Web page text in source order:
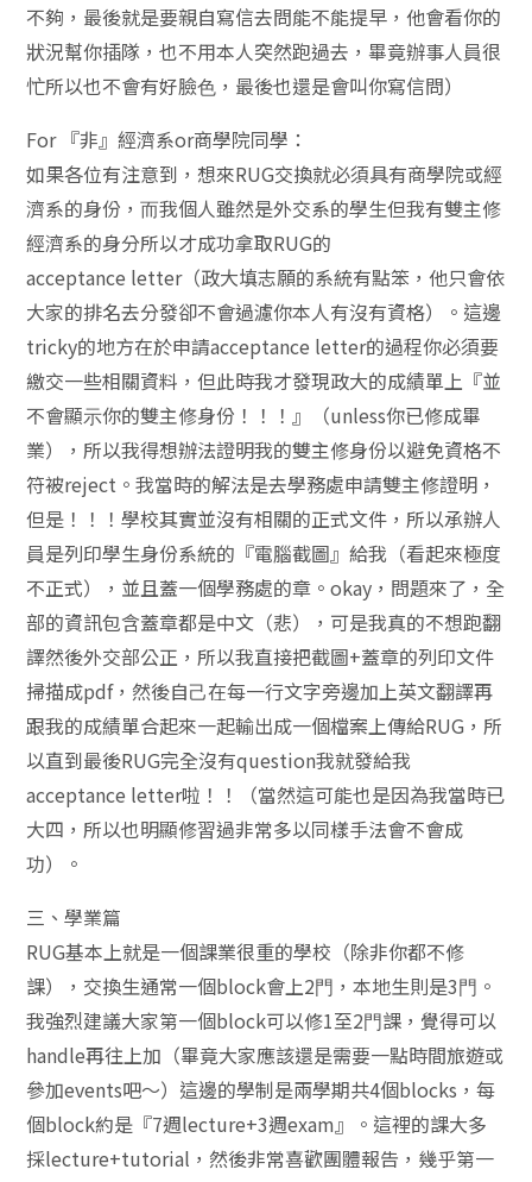
不夠，最後就是要親⾃寫信去問能不能提早，他會看你的
狀況幫你插隊，也不⽤本⼈突然跑過去，畢竟辦事⼈員很
忙所以也不會有好臉⾊，最後也還是會叫你寫信問）
For 『非』經濟系or商學院同學：
如果各位有注意到，想來RUG交換就必須具有商學院或經
濟系的身份，⽽我個⼈雖然是外交系的學⽣但我有雙主修
經濟系的身分所以才成功拿取RUG的
acceptance letter（政⼤填志願的系統有點笨，他只會依
⼤家的排名去分發卻不會過濾你本⼈有沒有資格）。這邊
tricky的地⽅在於申請acceptance letter的過程你必須要
繳交⼀些相關資料，但此時我才發現政⼤的成績單上『並
不會顯⽰你的雙主修身份！！！』（unless你已修成畢
業），所以我得想辦法證明我的雙主修身份以避免資格不
符被reject。我當時的解法是去學務處申請雙主修證明，
但是！！！學校其實並沒有相關的正式⽂件，所以承辦⼈
員是列印學⽣身份系統的『電腦截圖』給我（看起來極度
不正式），並且蓋⼀個學務處的章。okay，問題來了，全
部的資訊包含蓋章都是中⽂（悲），可是我真的不想跑翻
譯然後外交部公正，所以我直接把截圖+蓋章的列印⽂件
掃描成pdf，然後⾃⼰在每⼀⾏⽂字旁邊加上英⽂翻譯再
跟我的成績單合起來⼀起輸出成⼀個檔案上傳給RUG，所
以直到最後RUG完全沒有question我就發給我
acceptance letter啦！！（當然這可能也是因為我當時已
⼤四，所以也明顯修習過非常多以同樣⼿法會不會成
功）。
三、學業篇
RUG基本上就是⼀個課業很重的學校（除非你都不修
課），交換⽣通常⼀個block會上2⾨，本地⽣則是3⾨。
我強烈建議⼤家第⼀個block可以修1至2⾨課，覺得可以
handle再往上加（畢竟⼤家應該還是需要⼀點時間旅遊或
參加events吧～）這邊的學制是兩學期共4個blocks，每
個block約是『7週lecture+3週exam』。這裡的課⼤多
採lecture+tutorial，然後非常喜歡團體報告，幾乎第⼀